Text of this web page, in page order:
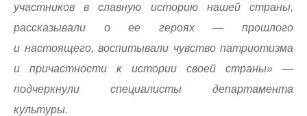
участников в славную историю нашей страны,
рассказывали о ее героях — прошлого
и настоящего, воспитывали чувство патриотизма
и причастности к истории своей страны» —
подчеркнули специалисты департамента
культуры.